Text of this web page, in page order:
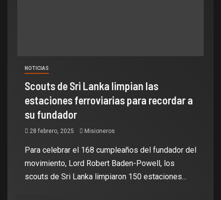
NOTICIAS
Scouts de Sri Lanka limpian las
estaciones ferroviarias para recordar a
su fundador
28 febrero, 2025 Misioneros
Para celebrar el 168 cumpleaños del fundador del
movimiento, Lord Robert Baden-Powell, los
scouts de Sri Lanka limpiaron 150 estaciones...